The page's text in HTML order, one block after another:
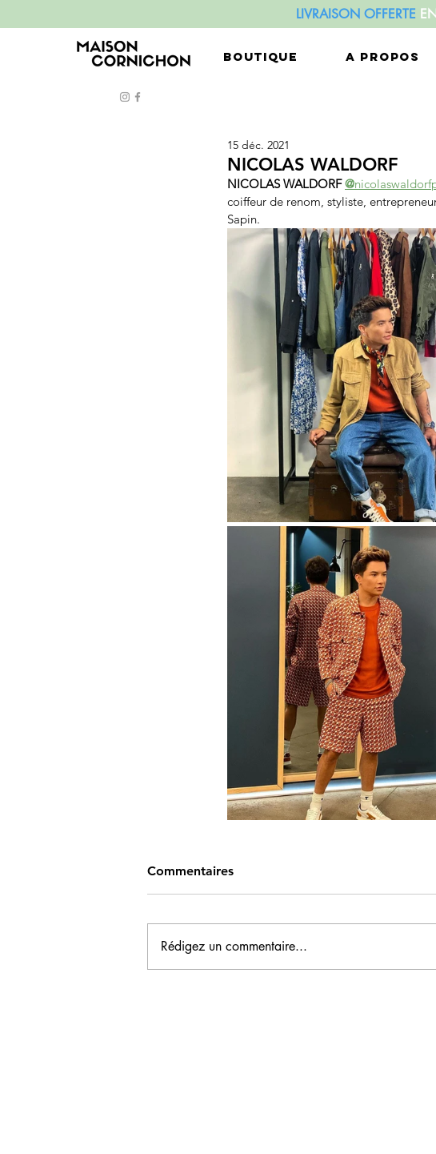
LIVRAISON OFFERTE
BOUTIQUE A PROPOS
NICOLAS WALDORF
15 déc. 2021
NICOLAS WALDORF @
coiffeur de renom, styliste,
Sapin.
Commentaires
Rédigez un commentaire...